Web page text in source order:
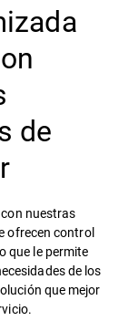
de
nuestras
ofrecen control
que le permite
de los
que mejor